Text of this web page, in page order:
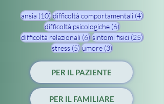
ansia (10)10 post
difficoltà comportamentali (4)4 post
difficoltà psicologiche (6)6 post
difficoltà relazionali (6)6 post
sintomi fisici (25)25 post
stress (5)5 post
umore (3)3 post
PER IL PAZIENTE
PER IL FAMILIARE